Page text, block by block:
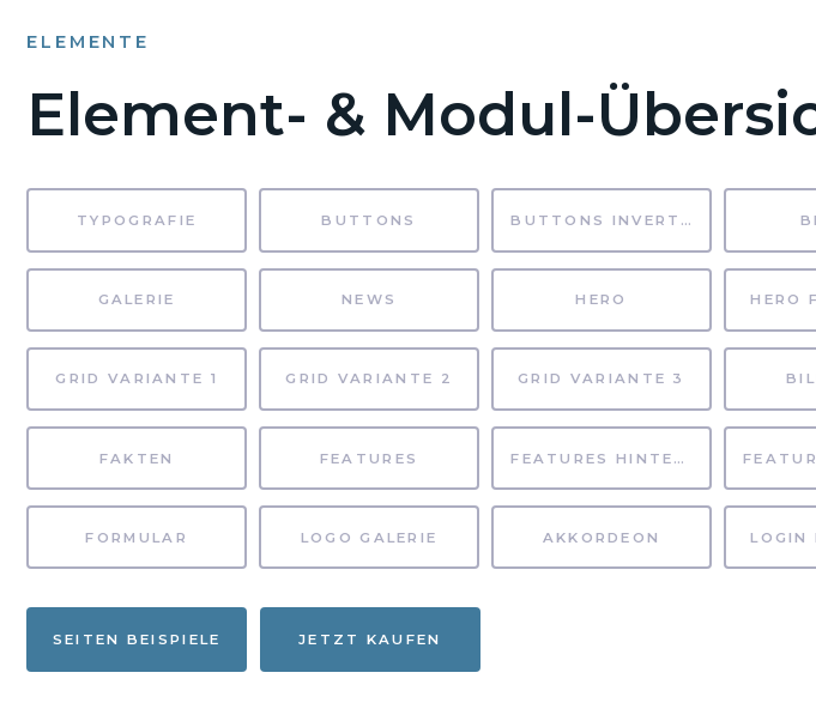
ELEMENTE
Element- & Modul-
TYPOGRAFIE BUTTONS BUTTONS INVERTIERT
GALERIE NEWS HERO HERO
GRID VARIANTE 1 GRID VARIANTE 2 GRID VARIANTE 3
FAKTEN FEATURES FEATURES HINTERGRUND
FORMULAR LOGO GALERIE AKKORDEON LOGIN
SEITEN BEISPIELE JETZT KAUFEN